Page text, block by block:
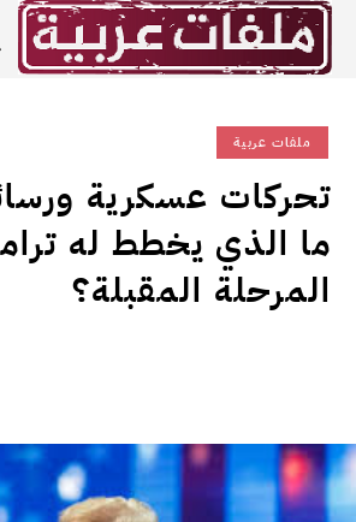
ملفات عربية
تحركات عسكرية
ما الذي يخطط له
المرحلة المقبلة؟